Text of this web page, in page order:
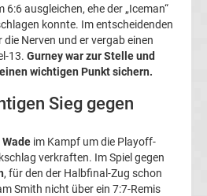
ausgleichen, ehe der „Iceman“
konnte. Im entscheidenden
Nerven und er vergab einen
13. Gurney war zur Stelle und
wichtigen Punkt sichern.
Sieg gegen
im Kampf um die Playoff-
verkraften. Im Spiel gegen
, für den der Halbfinal-Zug schon
Smith nicht über ein 7:7-Remis